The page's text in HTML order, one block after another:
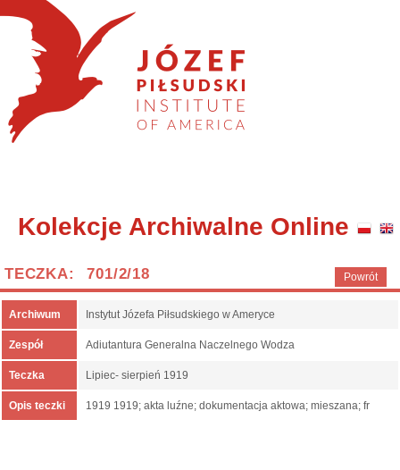
Kolekcje Archiwalne Online
Powrót
TECZKA: 701/2/18
Archiwum Instytut Józefa Piłsudskiego w Ameryce
Zespół Adiutantura Generalna Naczelnego Wodza
Teczka Lipiec- sierpień 1919
Opis teczki 1919 1919; akta luźne; dokumentacja aktowa; mieszana; fr